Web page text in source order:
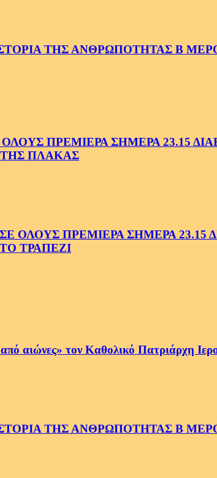
ΤΗΣ ΑΝΘΡΩΠΟΤΗΤΑΣ Β
ΠΡΕΜΙΕΡΑ ΣΗΜΕΡΑ 23.15
ΠΛΑΚΑΣ
ΠΡΕΜΙΕΡΑ ΣΗΜΕΡΑ 23.15
ΤΡΑΠΕΖΙ
αιώνες» τον Καθολικό Πατριάρχη
ΤΗΣ ΑΝΘΡΩΠΟΤΗΤΑΣ Β